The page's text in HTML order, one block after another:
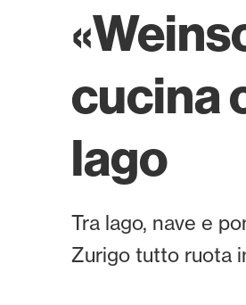
cucina
lago
Tra lago, nave e
Zurigo tutto ruota